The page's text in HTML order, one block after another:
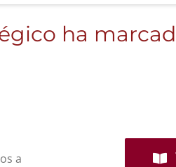
ha
a